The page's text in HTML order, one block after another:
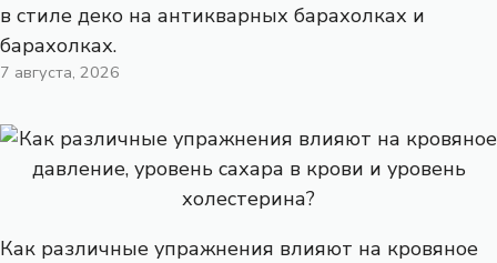
в стиле деко на антикварных барахолках и
барахолках.
7 августа, 2026
Как различные упражнения влияют на кровяное